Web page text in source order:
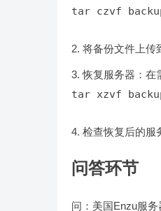
tar czvf
将备份文件上传
恢复服务器：在
tar xzvf
检查恢复后的服
问答环节
问：美国Enzu服